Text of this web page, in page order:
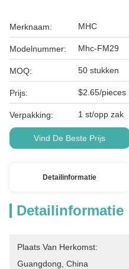
Merknaam: MHC
Modelnummer: Mhc-FM29
MOQ: 50 stukken
Prijs: $2.65/pieces
Verpakking: 1 st/opp zak
Vind De Beste Prijs
Detailinformatie
Detailinformatie
Plaats Van Herkomst:
Guangdong, China